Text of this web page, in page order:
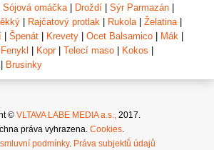
Sójová omáčka| Droždí Sýr Parmazán
Rajčatový protlak Rukola| Želatina|
Špenát Krevety Ocet Balsamico Mák
Fenykl Kopr| Telecí maso Kokos
Brusinky
© VLTAVA LABE MEDIA a.s., 2017.
práva vyhrazena. Cookies.
podmínky. Práva subjektů údajů